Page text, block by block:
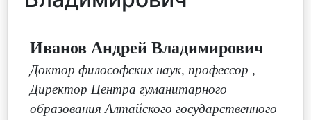
Иванов Андрей Владимирович
Доктор философских наук, профессор ,
Директор Центра гуманитарного
образования Алтайского государственного